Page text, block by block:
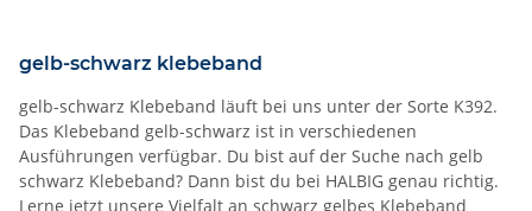
gelb-schwarz klebeband
gelb-schwarz Klebeband läuft bei uns unter der Sorte K392.
Das Klebeband gelb-schwarz ist in verschiedenen
Ausführungen verfügbar. Du bist auf der Suche nach gelb
schwarz Klebeband? Dann bist du bei HALBIG genau richtig.
Lerne jetzt unsere Vielfalt an schwarz gelbes Klebeband